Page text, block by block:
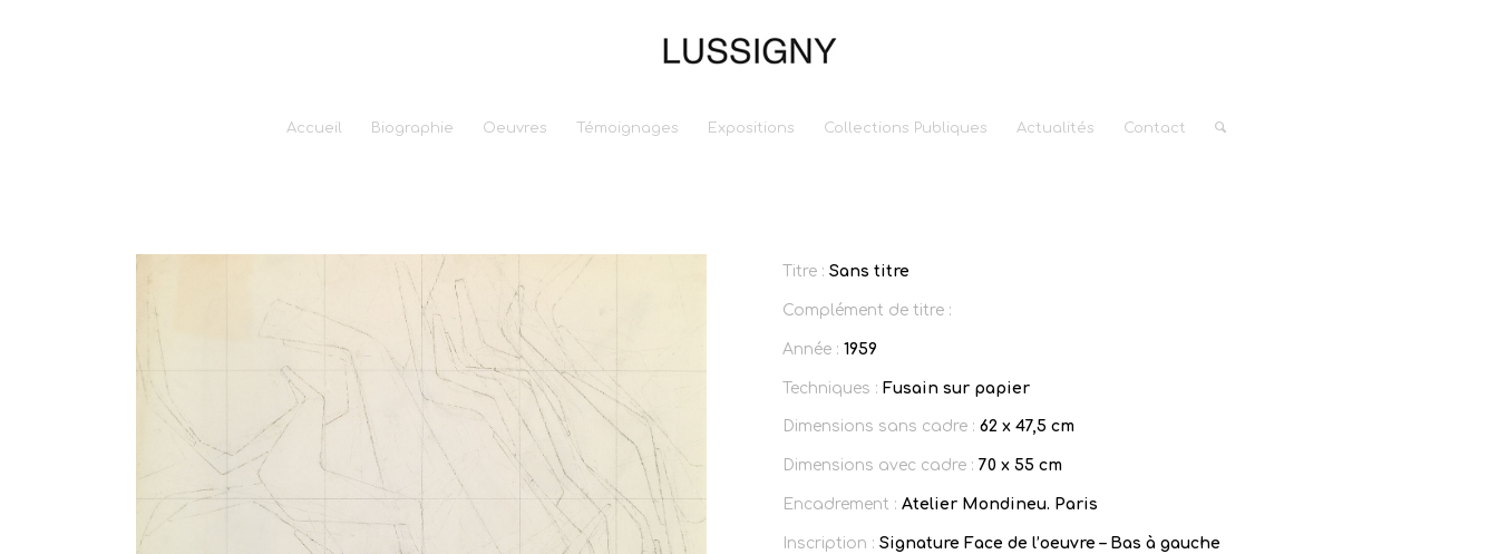
Accueil Biographie Oeuvres Témoignages Expositions Collections Publiques Actualités Contact
Titre : Sans titre
Complément de titre :
Année : 1959
Techniques : Fusain sur papier
Dimensions sans cadre : 62 x 47,5 cm
Dimensions avec cadre : 70 x 55 cm
Encadrement : Atelier Mondineu. Paris
Inscription : Signature Face de l’oeuvre – Bas à gauche